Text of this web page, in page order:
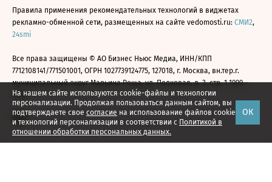
На нашем сайте используются cookie-файлы и технологии
персонализации. Продолжая пользоваться данным сайтом, вы
подтверждаете свое согласие на использование файлов cookie
и технологий персонализации в соответствии с Политикой в
отношении обработки персональных данных.
ОК
Правила применения рекомендательных технологий в виджетах
рекламно-обменной сети, размещенных на сайте vedomosti.ru: СМИ2,
24smi
Все права защищены © АО Бизнес Ньюс Медиа, ИНН/КПП
7712108141/771501001, ОГРН 1027739124775, 127018, г. Москва, вн.тер.г.
муниципальный округ Марьина Роща, ул. Полковая, д. 3, стр. 1 1999—
2026